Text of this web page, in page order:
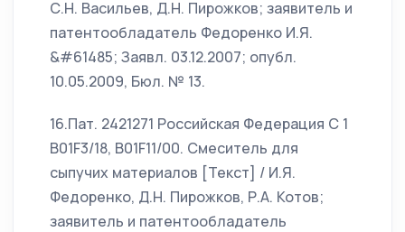
С.Н. Васильев, Д.Н. Пирожков; заявитель и
патентообладатель Федоренко И.Я.
&#61485; Заявл. 03.12.2007; опубл.
10.05.2009, Бюл. № 13.
16.Пат. 2421271 Российская Федерация С 1
B01F3/18, B01F11/00. Смеситель для
сыпучих материалов [Текст] / И.Я.
Федоренко, Д.Н. Пирожков, Р.А. Котов;
заявитель и патентообладатель